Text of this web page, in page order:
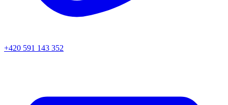
+420 591 143 352